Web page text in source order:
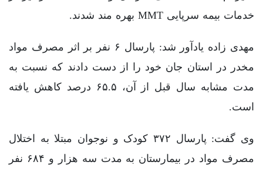
خدمات بیمه سرپایی MMT بهره مند شدند.
مهدی زاده یادآور شد: پارسال ۶ نفر بر اثر مصرف مواد
مخدر در استان جان خود را از دست دادند که نسبت به
مدت مشابه سال قبل از آن، ۶۵.۵ درصد کاهش یافته
است.
وی گفت: پارسال ۳۷۲ کودک و نوجوان مبتلا به اختلال
مصرف مواد در بیمارستان به مدت سه هزار و ۶۸۴ نفر